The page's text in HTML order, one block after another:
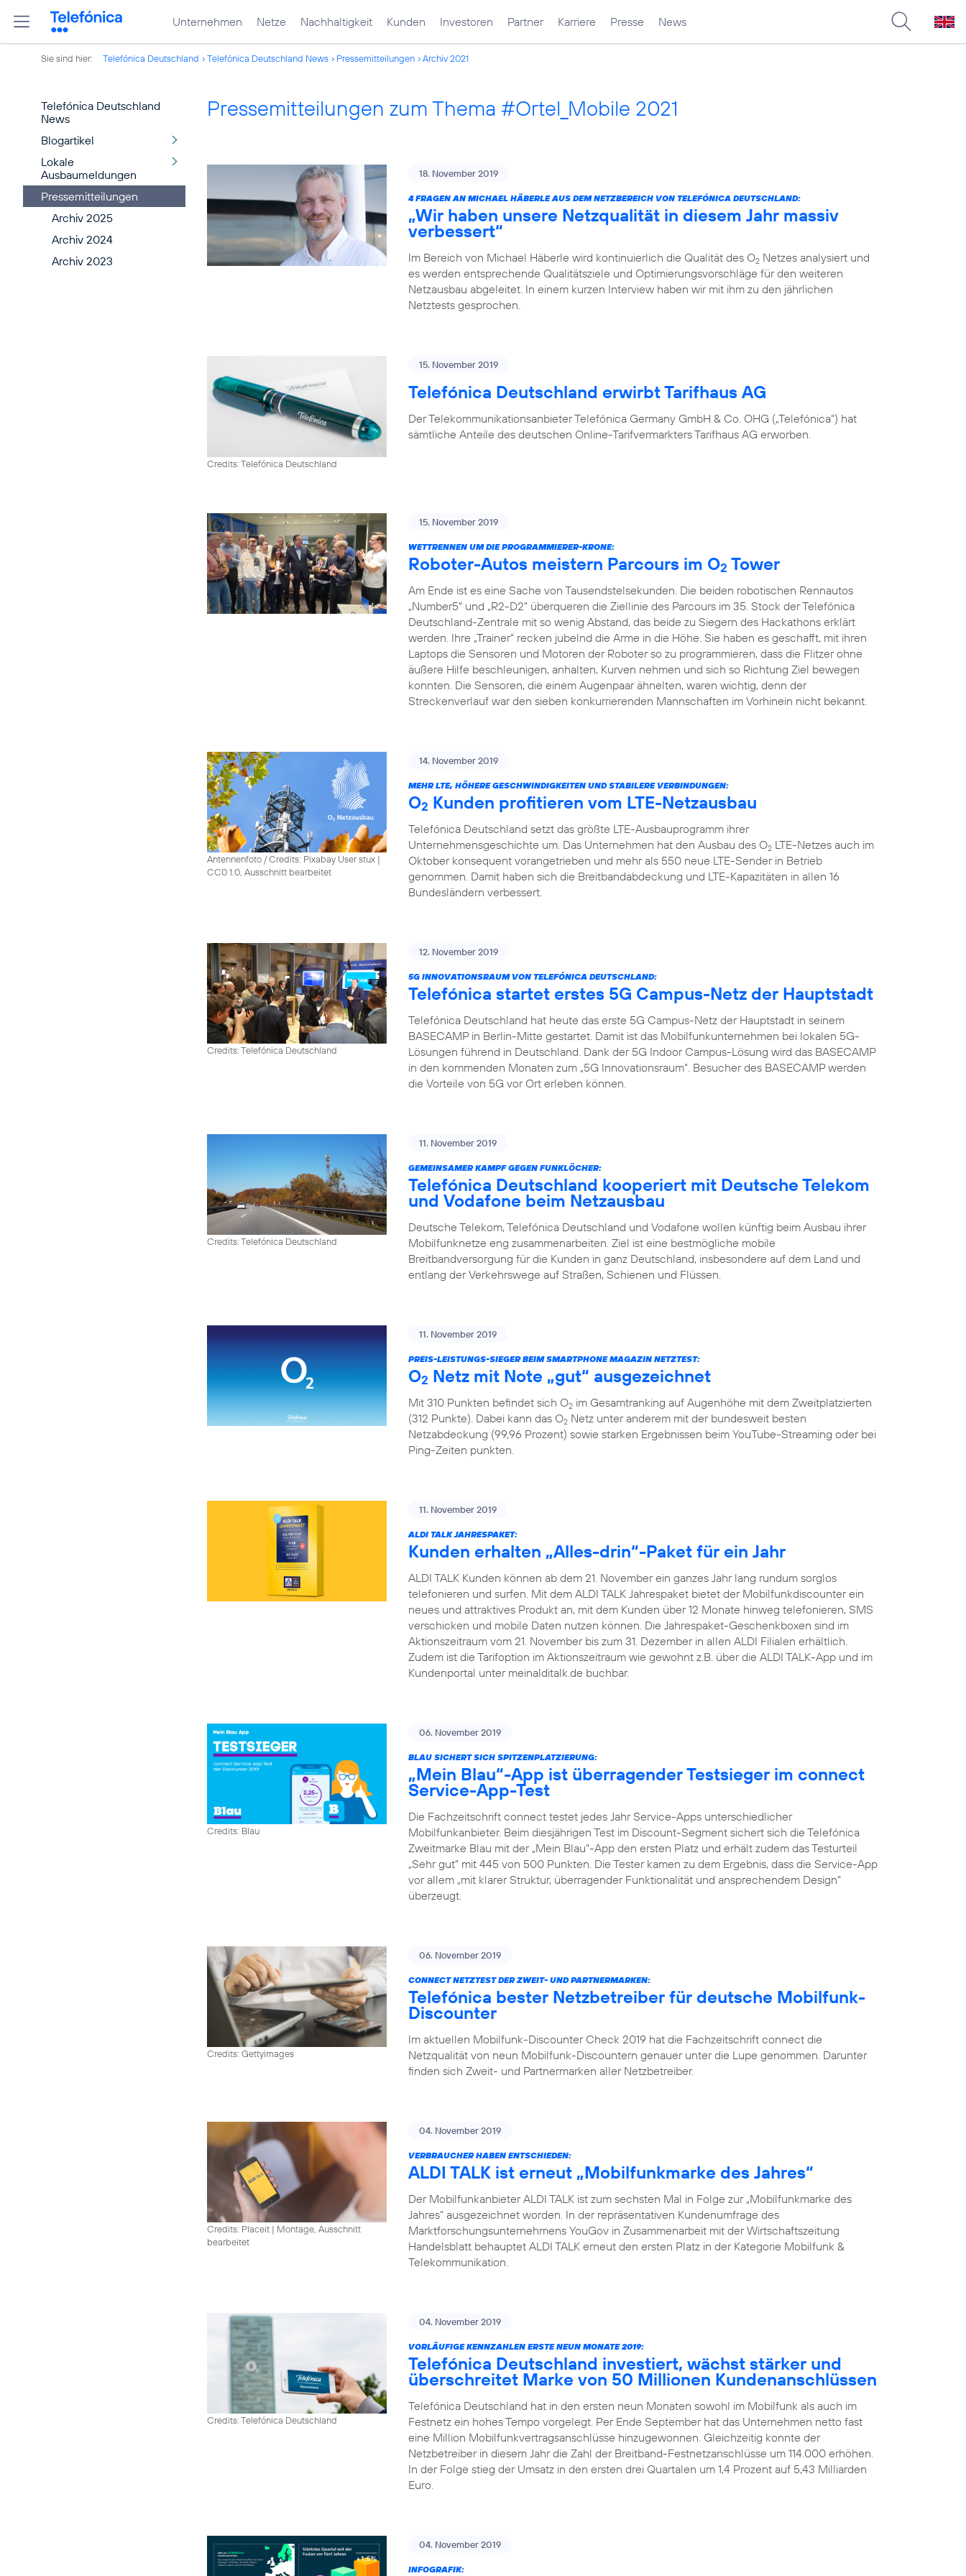
Unternehmen Netze Nachhaltigkeit Kunden Investoren Partner Karriere Presse News
Sie sind hier: Telefónica Deutschland Telefónica Deutschland News Pressemitteilungen Archiv 2021
Telefónica Deutschland
News
Blogartikel
Lokale
Ausbaumeldungen
Pressemitteilungen
Archiv 2025
Archiv 2024
Archiv 2023
Pressemitteilungen zum Thema #Ortel_Mobile 2021
18. November 2019
4 FRAGEN AN MICHAEL HÄBERLE AUS DEM NETZBEREICH VON TELEFÓNICA DEUTSCHLAND:
„Wir haben unsere Netzqualität in diesem Jahr massiv
verbessert“
Im Bereich von Michael Häberle wird kontinuierlich die Qualität des O2 Netzes analysiert und
es werden entsprechende Qualitätsziele und Optimierungsvorschläge für den weiteren
Netzausbau abgeleitet. In einem kurzen Interview haben wir mit ihm zu den jährlichen
Netztests gesprochen.
Credits: Telefónica Deutschland
15. November 2019
Telefónica Deutschland erwirbt Tarifhaus AG
Der Telekommunikationsanbieter Telefónica Germany GmbH & Co. OHG („Telefónica“) hat
sämtliche Anteile des deutschen Online-Tarifvermarkters Tarifhaus AG erworben.
15. November 2019
WETTRENNEN UM DIE PROGRAMMIERER-KRONE:
Roboter-Autos meistern Parcours im O2 Tower
Am Ende ist es eine Sache von Tausendstelsekunden. Die beiden robotischen Rennautos
„Number5“ und „R2-D2“ überqueren die Ziellinie des Parcours im 35. Stock der Telefónica
Deutschland-Zentrale mit so wenig Abstand, das beide zu Siegern des Hackathons erklärt
werden. Ihre „Trainer“ recken jubelnd die Arme in die Höhe. Sie haben es geschafft, mit ihren
Laptops die Sensoren und Motoren der Roboter so zu programmieren, dass die Flitzer ohne
äußere Hilfe beschleunigen, anhalten, Kurven nehmen und sich so Richtung Ziel bewegen
konnten. Die Sensoren, die einem Augenpaar ähnelten, waren wichtig, denn der
Streckenverlauf war den sieben konkurrierenden Mannschaften im Vorhinein nicht bekannt.
Antennenfoto / Credits: Pixabay User stux |
CC0 1.0, Ausschnitt bearbeitet
14. November 2019
MEHR LTE, HÖHERE GESCHWINDIGKEITEN UND STABILERE VERBINDUNGEN:
O2 Kunden profitieren vom LTE-Netzausbau
Telefónica Deutschland setzt das größte LTE-Ausbauprogramm ihrer
Unternehmensgeschichte um. Das Unternehmen hat den Ausbau des O2 LTE-Netzes auch im
Oktober konsequent vorangetrieben und mehr als 550 neue LTE-Sender in Betrieb
genommen. Damit haben sich die Breitbandabdeckung und LTE-Kapazitäten in allen 16
Bundesländern verbessert.
Credits: Telefónica Deutschland
12. November 2019
5G INNOVATIONSRAUM VON TELEFÓNICA DEUTSCHLAND:
Telefónica startet erstes 5G Campus-Netz der Hauptstadt
Telefónica Deutschland hat heute das erste 5G Campus-Netz der Hauptstadt in seinem
BASECAMP in Berlin-Mitte gestartet. Damit ist das Mobilfunkunternehmen bei lokalen 5G-
Lösungen führend in Deutschland. Dank der 5G Indoor Campus-Lösung wird das BASECAMP
in den kommenden Monaten zum „5G Innovationsraum“. Besucher des BASECAMP werden
die Vorteile von 5G vor Ort erleben können.
Credits: Telefónica Deutschland
11. November 2019
GEMEINSAMER KAMPF GEGEN FUNKLÖCHER:
Telefónica Deutschland kooperiert mit Deutsche Telekom
und Vodafone beim Netzausbau
Deutsche Telekom, Telefónica Deutschland und Vodafone wollen künftig beim Ausbau ihrer
Mobilfunknetze eng zusammenarbeiten. Ziel ist eine bestmögliche mobile
Breitbandversorgung für die Kunden in ganz Deutschland, insbesondere auf dem Land und
entlang der Verkehrswege auf Straßen, Schienen und Flüssen.
11. November 2019
PREIS-LEISTUNGS-SIEGER BEIM SMARTPHONE MAGAZIN NETZTEST:
O2 Netz mit Note „gut“ ausgezeichnet
Mit 310 Punkten befindet sich O2 im Gesamtranking auf Augenhöhe mit dem Zweitplatzierten
(312 Punkte). Dabei kann das O2 Netz unter anderem mit der bundesweit besten
Netzabdeckung (99,96 Prozent) sowie starken Ergebnissen beim YouTube-Streaming oder bei
Ping-Zeiten punkten.
11. November 2019
ALDI TALK JAHRESPAKET:
Kunden erhalten „Alles-drin“-Paket für ein Jahr
ALDI TALK Kunden können ab dem 21. November ein ganzes Jahr lang rundum sorglos
telefonieren und surfen. Mit dem ALDI TALK Jahrespaket bietet der Mobilfunkdiscounter ein
neues und attraktives Produkt an, mit dem Kunden über 12 Monate hinweg telefonieren, SMS
verschicken und mobile Daten nutzen können. Die Jahrespaket-Geschenkboxen sind im
Aktionszeitraum vom 21. November bis zum 31. Dezember in allen ALDI Filialen erhältlich.
Zudem ist die Tarifoption im Aktionszeitraum wie gewohnt z.B. über die ALDI TALK-App und im
Kundenportal unter meinalditalk.de buchbar.
Credits: Blau
06. November 2019
BLAU SICHERT SICH SPITZENPLATZIERUNG:
„Mein Blau“-App ist überragender Testsieger im connect
Service-App-Test
Die Fachzeitschrift connect testet jedes Jahr Service-Apps unterschiedlicher
Mobilfunkanbieter. Beim diesjährigen Test im Discount-Segment sichert sich die Telefónica
Zweitmarke Blau mit der „Mein Blau“-App den ersten Platz und erhält zudem das Testurteil
„Sehr gut“ mit 445 von 500 Punkten. Die Tester kamen zu dem Ergebnis, dass die Service-App
vor allem „mit klarer Struktur, überragender Funktionalität und ansprechendem Design“
überzeugt.
Credits: Gettyimages
06. November 2019
CONNECT NETZTEST DER ZWEIT- UND PARTNERMARKEN:
Telefónica bester Netzbetreiber für deutsche Mobilfunk-
Discounter
Im aktuellen Mobilfunk-Discounter Check 2019 hat die Fachzeitschrift connect die
Netzqualität von neun Mobilfunk-Discountern genauer unter die Lupe genommen. Darunter
finden sich Zweit- und Partnermarken aller Netzbetreiber.
Credits: Placeit | Montage, Ausschnitt
bearbeitet
04. November 2019
VERBRAUCHER HABEN ENTSCHIEDEN:
ALDI TALK ist erneut „Mobilfunkmarke des Jahres“
Der Mobilfunkanbieter ALDI TALK ist zum sechsten Mal in Folge zur „Mobilfunkmarke des
Jahres“ ausgezeichnet worden. In der repräsentativen Kundenumfrage des
Marktforschungsunternehmens YouGov in Zusammenarbeit mit der Wirtschaftszeitung
Handelsblatt behauptet ALDI TALK erneut den ersten Platz in der Kategorie Mobilfunk &
Telekommunikation.
Credits: Telefónica Deutschland
04. November 2019
VORLÄUFIGE KENNZAHLEN ERSTE NEUN MONATE 2019:
Telefónica Deutschland investiert, wächst stärker und
überschreitet Marke von 50 Millionen Kundenanschlüssen
Telefónica Deutschland hat in den ersten neun Monaten sowohl im Mobilfunk als auch im
Festnetz ein hohes Tempo vorgelegt. Per Ende September hat das Unternehmen netto fast
eine Million Mobilfunkvertragsanschlüsse hinzugewonnen. Gleichzeitig konnte der
Netzbetreiber in diesem Jahr die Zahl der Breitband-Festnetzanschlüsse um 114.000 erhöhen.
In der Folge stieg der Umsatz in den ersten drei Quartalen um 1,4 Prozent auf 5,43 Milliarden
Euro.
04. November 2019
INFOGRAFIK: